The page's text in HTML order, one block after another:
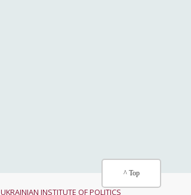
^ Top
UKRAINIAN INSTITUTE OF POLITICS